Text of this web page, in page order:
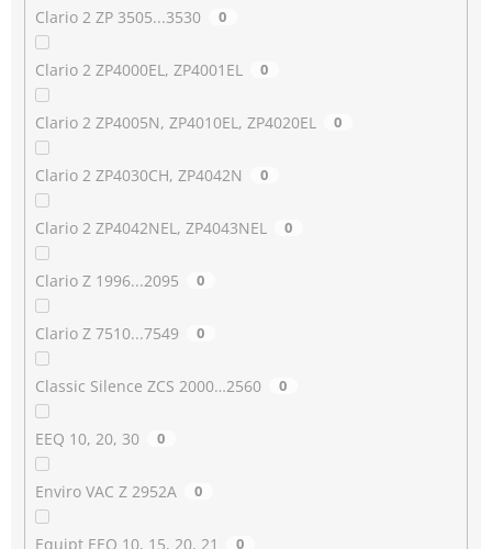
Clario 2 ZP 3505...3530 0
Clario 2 ZP4000EL, ZP4001EL 0
Clario 2 ZP4005N, ZP4010EL, ZP4020EL 0
Clario 2 ZP4030CH, ZP4042N 0
Clario 2 ZP4042NEL, ZP4043NEL 0
Clario Z 1996...2095 0
Clario Z 7510...7549 0
Classic Silence ZCS 2000…2560 0
EEQ 10, 20, 30 0
Enviro VAC Z 2952A 0
Equipt EEQ 10, 15, 20, 21 0